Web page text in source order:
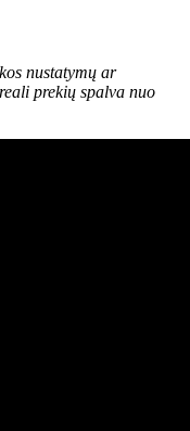
nustatymų ar
prekių spalva nuo